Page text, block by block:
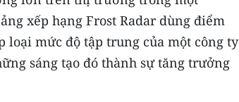
xếp hạng Frost Radar dùng điểm
loại mức độ tập trung của một công ty
sáng tạo đó thành sự tăng trưởng